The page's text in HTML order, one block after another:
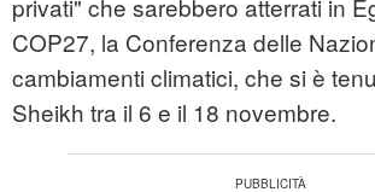
privati" che sarebbero atterrati in
COP27, la Conferenza delle
cambiamenti climatici, che si è
Sheikh tra il 6 e il 18 novembre.